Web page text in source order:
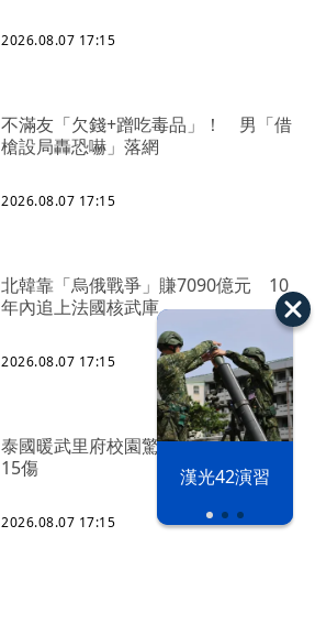
漢光42演習
2026.08.07 17:15
不滿友「欠錢+蹭吃毒品」！ 男「借
槍設局轟恐嚇」落網
2026.08.07 17:15
北韓靠「烏俄戰爭」賺7090億元 10
年內追上法國核武庫
2026.08.07 17:15
泰國暖武里府校園驚爆槍擊案 釀7死
15傷
2026.08.07 17:15